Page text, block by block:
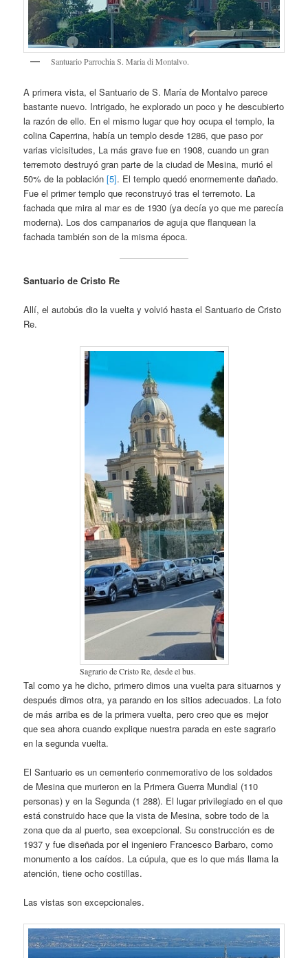
Santuario Parrochia S. Maria di Montalvo.
A primera vista, el Santuario de S. María de Montalvo parece
bastante nuevo. Intrigado, he explorado un poco y he descubierto
la razón de ello. En el mismo lugar que hoy ocupa el templo, la
colina Caperrina, había un templo desde 1286, que paso por
varias vicisitudes, La más grave fue en 1908, cuando un gran
terremoto destruyó gran parte de la ciudad de Mesina, murió el
50% de la población[5]. El templo quedó enormemente dañado.
Fue el primer templo que reconstruyó tras el terremoto. La
fachada que mira al mar es de 1930 (ya decía yo que me parecía
moderna). Los dos campanarios de aguja que flanquean la
fachada también son de la misma época.
Santuario de Cristo Re
Allí, el autobús dio la vuelta y volvió hasta el Santuario de Cristo
Re.
Sagrario de Cristo Re, desde el bus.
Tal como ya he dicho, primero dimos una vuelta para situarnos y
después dimos otra, ya parando en los sitios adecuados. La foto
de más arriba es de la primera vuelta, pero creo que es mejor
que sea ahora cuando explique nuestra parada en este sagrario
en la segunda vuelta.
El Santuario es un cementerio conmemorativo de los soldados
de Mesina que murieron en la Primera Guerra Mundial (110
personas) y en la Segunda (1 288). El lugar privilegiado en el que
está construido hace que la vista de Mesina, sobre todo de la
zona que da al puerto, sea excepcional. Su construcción es de
1937 y fue diseñada por el ingeniero Francesco Barbaro, como
monumento a los caídos. La cúpula, que es lo que más llama la
atención, tiene ocho costillas.
Las vistas son excepcionales.